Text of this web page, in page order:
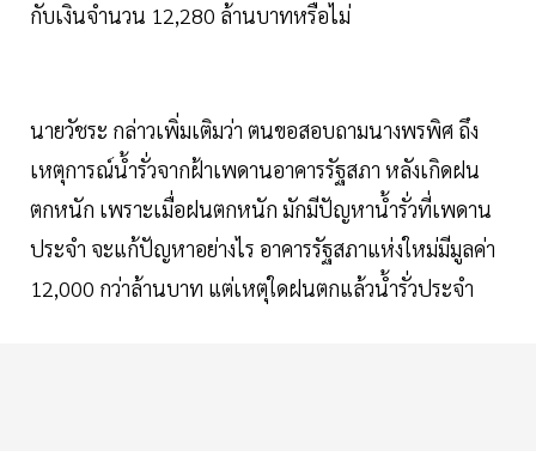
กับเงินจำนวน 12,280 ล้านบาทหรือไม่
นายวัชระ กล่าวเพิ่มเติมว่า ตนขอสอบถามนางพรพิศ ถึง
เหตุการณ์น้ำรั่วจากฝ้าเพดานอาคารรัฐสภา หลังเกิดฝน
ตกหนัก เพราะเมื่อฝนตกหนัก มักมีปัญหาน้ำรั่วที่เพดาน
ประจำ จะแก้ปัญหาอย่างไร อาคารรัฐสภาแห่งใหม่มีมูลค่า
12,000 กว่าล้านบาท แต่เหตุใดฝนตกแล้วน้ำรั่วประจำ